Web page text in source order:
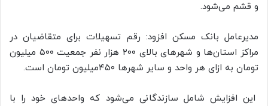
و قشم می‌شود.
مدیرعامل بانک مسکن افزود: رقم تسهیلات برای متقاضیان در
مراکز استان‌ها و شهر‌های بالای ۲۰۰ هزار نفر جمعیت ۵۰۰ میلیون
تومان به ازای هر واحد و سایر شهر‌ها ۴۵۰میلیون تومان است.
این افزایش شامل سازندگانی می‌شود که واحد‌های خود را با